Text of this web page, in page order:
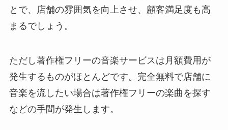
とで、店舗の雰囲気を向上させ、顧客満足度も高
まるでしょう。
ただし著作権フリーの音楽サービスは月額費用が
発生するものがほとんどです。完全無料で店舗に
音楽を流したい場合は著作権フリーの楽曲を探す
などの手間が発生します。